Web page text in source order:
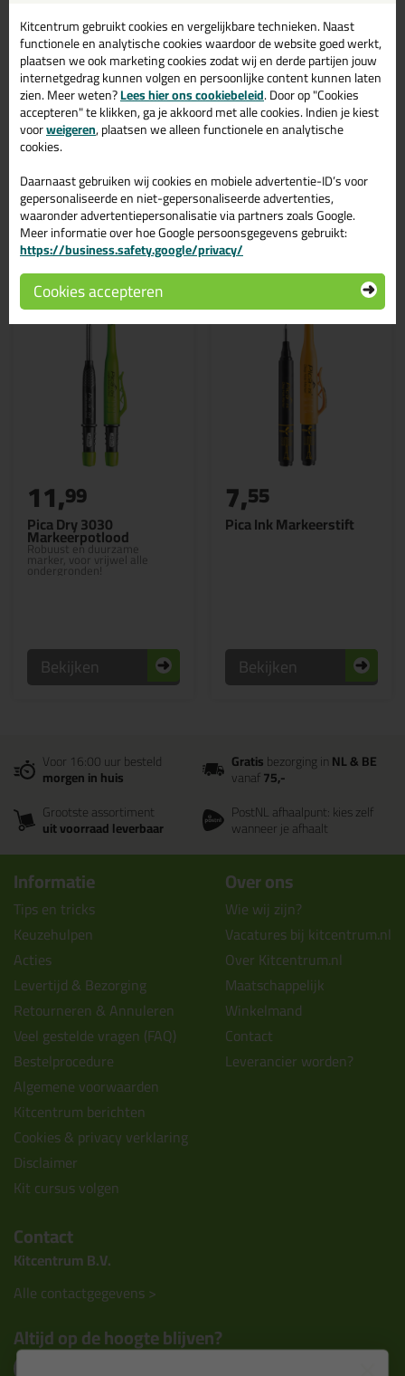
Omschrijving Video Specificaties Reviews (0)
Reviews voor:Stanley Rolmaat Tylon
5m 19mm
Er zijn nog geen reviews geschreven voor Stanley Rolmaat Tylon
Gerelateerde producten
Pica Dry 3030
Markeerpotlood
Robuust en duurzame
marker, voor vrijwel alle
ondergronden!
11,99
Bekijken
Pica Ink Markeerstift
7,55
Bekijken
Voor 16:00 uur besteld
morgen in huis
Gratisbezorging inNL & BE
vanaf75,-
Grootste assortiment
uit voorraad leverbaar
PostNL afhaalpunt: kies zelf
wanneer je afhaalt
Informatie
Tips en tricks
Keuzehulpen
Acties
Levertijd & Bezorging
Retourneren & Annuleren
Veel gestelde vragen (FAQ)
Bestelprocedure
Algemene voorwaarden
Kitcentrum berichten
Cookies & privacy verklaring
Disclaimer
Kit cursus volgen
Over ons
Wie wij zijn?
Vacatures bij kitcentrum.nl
Over Kitcentrum.nl
Maatschappelijk
Winkelmand
Contact
Leverancier worden?
Contact
Kitcentrum B.V.
Alle contactgegevens >
Altijd op de hoogte blijven?
Kitcentrum gebruikt cookies en vergelijkbare technieken. Naast
functionele en analytische cookies waardoor de website goed werkt,
plaatsen we ook marketing cookies zodat wij en derde partijen jouw
internetgedrag kunnen volgen en persoonlijke content kunnen laten
zien. Meer weten?Lees hier ons cookiebeleid. Door op "Cookies
accepteren" te klikken, ga je akkoord met alle cookies. Indien je kiest
voorweigeren, plaatsen we alleen functionele en analytische
cookies.
Daarnaast gebruiken wij cookies en mobiele advertentie-ID’s voor
gepersonaliseerde en niet-gepersonaliseerde advertenties,
waaronder advertentiepersonalisatie via partners zoals Google.
Meer informatie over hoe Google persoonsgegevens gebruikt:
https://business.safety.google/privacy/
Cookies accepteren